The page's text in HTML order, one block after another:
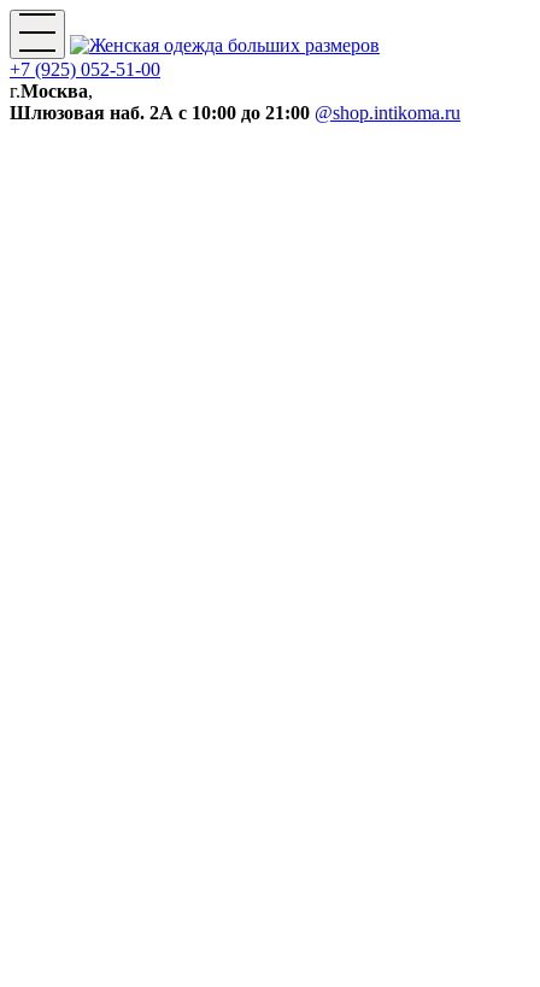
+7 (925) 052-51-00
г.Москва,
Шлюзовая наб. 2А с 10:00 до 21:00 @shop.intikoma.ru